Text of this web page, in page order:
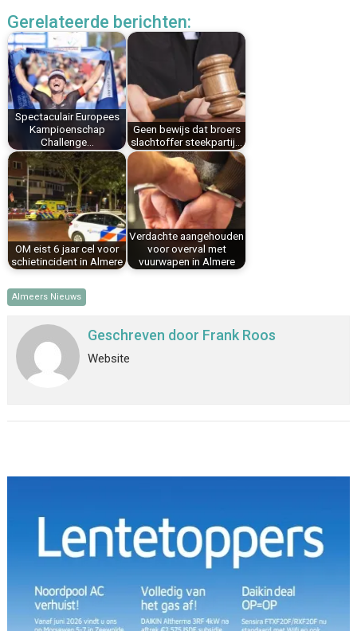
e
b
o
o
k
t
e
r
e
s
t
k
e
d
I
n
i
t
p
e
n
Gerelateerde berichten:
Spectaculair Europees
Kampioenschap
Challenge…
Geen bewijs dat broers
slachtoffer steekpartij…
OM eist 6 jaar cel voor
schietincident in Almere
Verdachte aangehouden
voor overval met
vuurwapen in Almere
Almeers Nieuws
Geschreven door Frank Roos
Website